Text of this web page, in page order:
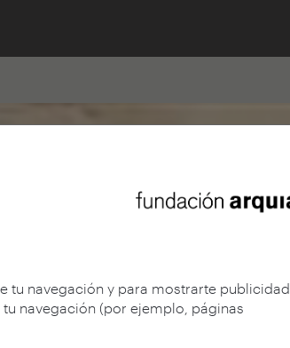
tu navegación y para mostrarte publicidad
navegación (por ejemplo, páginas